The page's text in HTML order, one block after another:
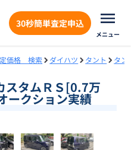
30秒簡単査定申込
メニュー
価格 検索 ダイハツ タント タン
スタムＲＳ[0.7万
クション実績
1/18